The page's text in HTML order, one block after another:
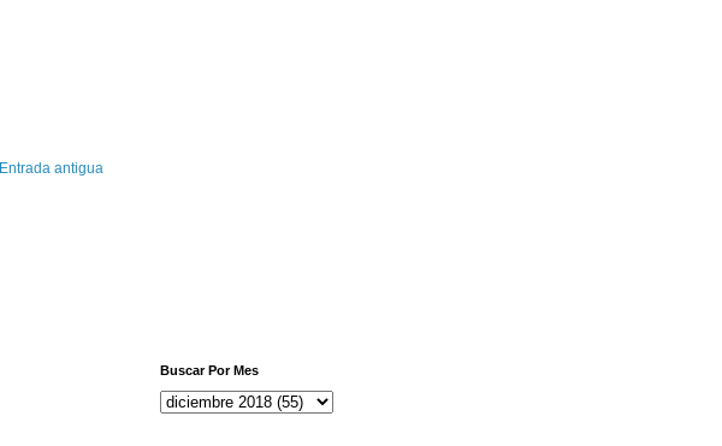
Entrada antigua
Buscar Por Mes